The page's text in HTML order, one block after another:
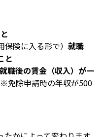
険に入る形で） 就職
と
就職後の賃金（収入）が一
免除申請時の年収が500